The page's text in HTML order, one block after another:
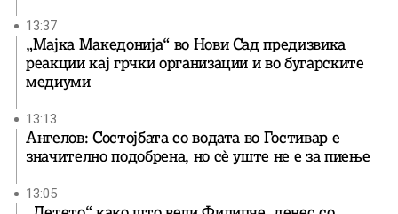
13:37
„Мајка Македонија“ во Нови Сад предизвика
реакции кај грчки организации и во бугарските
медиуми
13:13
Ангелов: Состојбата со водата во Гостивар е
значително подобрена, но сè уште не е за пиење
13:05